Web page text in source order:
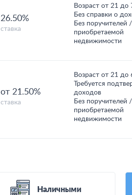
26.50%
ставка
Возраст от 21 до
Без справки о
Без поручителей
приобретаемой
недвижимости
от 21.50%
ставка
Возраст от 21 до
Требуется
доходов
Без поручителей
приобретаемой
недвижимости
Наличными